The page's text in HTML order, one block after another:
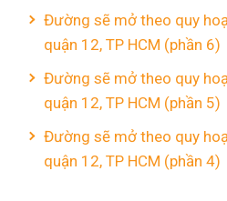
Đường sẽ mở theo quy
quận 12, TP HCM (phần 6)
Đường sẽ mở theo quy
quận 12, TP HCM (phần 5)
Đường sẽ mở theo quy
quận 12, TP HCM (phần 4)